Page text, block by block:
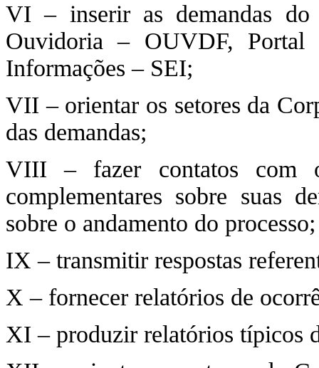
VI – inserir as demandas do
Ouvidoria – OUVDF,
Informações – SEI;
VII – orientar os setores da
das demandas;
VIII – fazer contatos com
complementares sobre suas
sobre o andamento do processo;
IX – transmitir respostas
X – fornecer relatórios de
XI – produzir relatórios típicos